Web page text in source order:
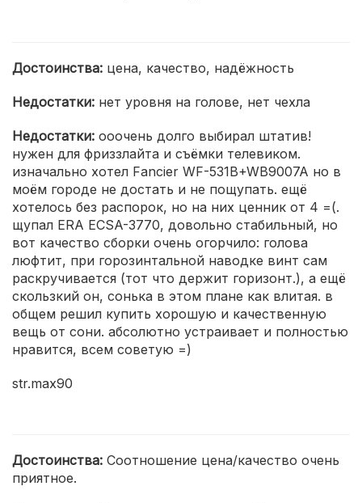
Достоинства: цена, качество, надёжность
Недостатки: нет уровня на голове, нет чехла
Недостатки: ооочень долго выбирал штатив!
нужен для фриззлайта и съёмки телевиком.
изначально хотел Fancier WF-531B+WB9007A но в
моём городе не достать и не пощупать. ещё
хотелось без распорок, но на них ценник от 4 =(.
щупал ERA ECSA-3770, довольно стабильный, но
вот качество сборки очень огорчило: голова
люфтит, при горозинтальной наводке винт сам
раскручивается (тот что держит горизонт.), а ещё
скользкий он, сонька в этом плане как влитая. в
общем решил купить хорошую и качественную
вещь от сони. абсолютно устраивает и полностью
нравится, всем советую =)
str.max90
Достоинства: Соотношение цена/качество очень
приятное.